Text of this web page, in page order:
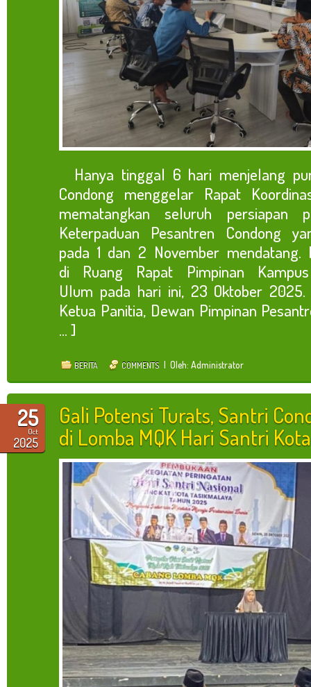
Hanya tinggal 6 hari menjelang
Condong menggelar Rapat
mematangkan seluruh persiapan
Keterpaduan Pesantren Condong
pada 1 dan 2 November mendatang.
di Ruang Rapat Pimpinan
Ulum pada hari ini, 23 Oktober
Ketua Panitia, Dewan Pimpinan
... ]
BERITA COMMENTS | Oleh: Administrator
25
Oct
2025
Gali Potensi Turats, Santri
di Lomba MQK Hari Santri